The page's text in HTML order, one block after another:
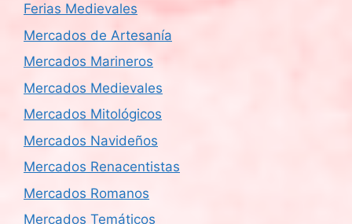
Ferias Medievales
Mercados de Artesanía
Mercados Marineros
Mercados Medievales
Mercados Mitológicos
Mercados Navideños
Mercados Renacentistas
Mercados Romanos
Mercados Temáticos